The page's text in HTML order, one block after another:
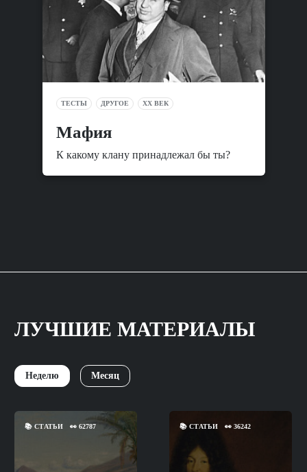
ТЕСТЫ ДРУГОЕ XX ВЕК
Мафия
К какому клану принадлежал бы ты?
ЛУЧШИЕ МАТЕРИАЛЫ
Неделю Месяц
📚 СТАТЬИ 👀 62787 📚СТАТЬИ 👀36242